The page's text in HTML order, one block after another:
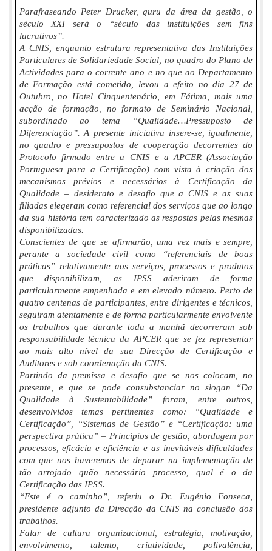
Parafraseando Peter Drucker, guru da área da gestão, o
século XXI será o “século das instituições sem fins
lucrativos”.
A CNIS, enquanto estrutura representativa das Instituições
Particulares de Solidariedade Social, no quadro do Plano de
Actividades para o corrente ano e no que ao Departamento
de Formação está cometido, levou a efeito no dia 27 de
Outubro, no Hotel Cinquentenário, em Fátima, mais uma
acção de formação, no formato de Seminário Nacional,
subordinado ao tema “Qualidade…Pressuposto de
Diferenciação”. A presente iniciativa insere-se, igualmente,
no quadro e pressupostos de cooperação decorrentes do
Protocolo firmado entre a CNIS e a APCER (Associação
Portuguesa para a Certificação) com vista à criação dos
mecanismos prévios e necessários à Certificação da
Qualidade – desiderato e desafio que a CNIS e as suas
filiadas elegeram como referencial dos serviços que ao longo
da sua história tem caracterizado as respostas pelas mesmas
disponibilizadas.
Conscientes de que se afirmarão, uma vez mais e sempre,
perante a sociedade civil como “referenciais de boas
práticas” relativamente aos serviços, processos e produtos
que disponibilizam, as IPSS aderiram de forma
particularmente empenhada e em elevado número. Perto de
quatro centenas de participantes, entre dirigentes e técnicos,
seguiram atentamente e de forma particularmente envolvente
os trabalhos que durante toda a manhã decorreram sob
responsabilidade técnica da APCER que se fez representar
ao mais alto nível da sua Direcção de Certificação e
Auditores e sob coordenação da CNIS.
Partindo da premissa e desafio que se nos colocam, no
presente, e que se pode consubstanciar no slogan “Da
Qualidade à Sustentabilidade” foram, entre outros,
desenvolvidos temas pertinentes como: “Qualidade e
Certificação”, “Sistemas de Gestão” e “Certificação: uma
perspectiva prática” – Princípios de gestão, abordagem por
processos, eficácia e eficiência e as inevitáveis dificuldades
com que nos haveremos de deparar na implementação de
tão arrojado quão necessário processo, qual é o da
Certificação das IPSS.
“Este é o caminho”, referiu o Dr. Eugénio Fonseca,
presidente adjunto da Direcção da CNIS na conclusão dos
trabalhos.
Falar de cultura organizacional, estratégia, motivação,
envolvimento, talento, criatividade, polivalência,